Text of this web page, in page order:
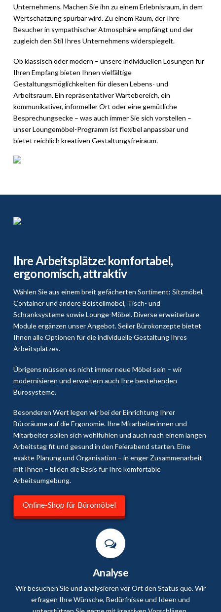
Unternehmens. Machen Sie ihn zu einem Erlebnisraum, in dem
Wertschätzung spürbar wird. Zu einem Raum, der Ihre
Besucher in sympathischer Atmosphäre empfängt und der
zugleich den Stil Ihres Unternehmens widerspiegelt.
Ob klassisch oder modern – unsere individuellen Lösungen für
Ihren Empfang bieten Ihnen vielfältige
Gestaltungsmöglichkeiten für diesen Lebens- und
Arbeitsraum. Ein repräsentativer Wartebereich, ein
kommunikativer, informeller Ort oder eine gemütliche
Besprechungsecke – was auch immer Sie sich vorstellen –
unser Loungemöbel-Programm ist flexibel anpassbar und
bietet reichlich kreativen Gestaltungsfreiraum.
Ihre Arbeitsplätze: komfortabel,
ergonomisch, attraktiv
Wählen Sie aus einem breit gefächerten Sortiment: Sitzmöbel,
Container und andere Beistellmöbel, Tisch- und
Schranksysteme sowie Lounge-Möbel. Diverse erweiterbare
Module ergänzen unser Angebot. Seiler Bürokonzepte bietet
Ihnen alle Optionen für die individuelle Gestaltung Ihres
Arbeitsplatzes.
Übrigens müssen es nicht immer neue Möbel sein – wir
modernisieren und erweitern auch Ihre bestehenden
Bürosysteme.
Besonderen Wert legen wir bei der Einrichtung Ihrer
Büroräume auf die Ergonomie. Ihre Mitarbeiterinnen und
Mitarbeiter sollen sich wohlfühlen und auch nach einem langen
Arbeitstag fit und gesund in den Feierabend starten. Eine
exakte Planung und Organisation – in enger Zusammenarbeit
mit Ihnen – bilden die Basis für Ihre komfortable
Arbeitsumgebung.
Online-Shop für Büromöbel
Analyse
Wir besuchen Sie und analysieren vor Ort den Status quo. Wir
erfragen Ihre Wünsche, Bedürfnisse und Ideen und